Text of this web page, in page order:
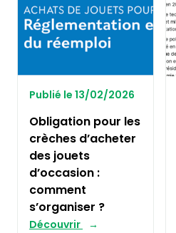
Publié le 13/02/2026
Obligation pour les
crèches d’acheter
des jouets
d’occasion :
comment
s’organiser ?
Découvrir